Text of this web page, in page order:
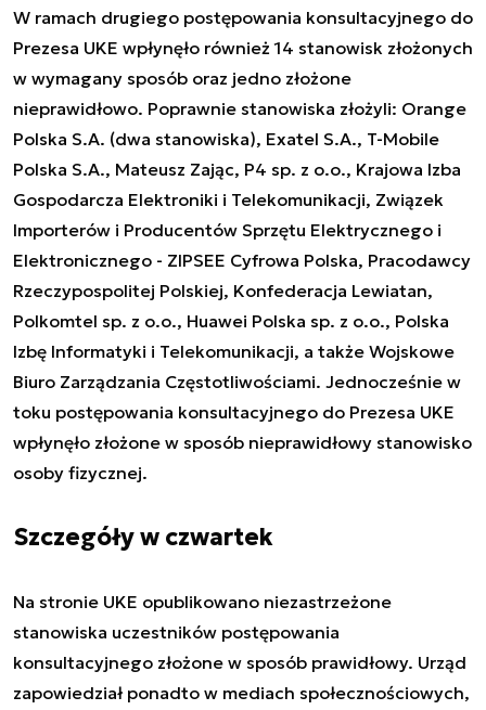
W ramach drugiego postępowania konsultacyjnego do
Prezesa UKE wpłynęło również 14 stanowisk złożonych
w wymagany sposób oraz jedno złożone
nieprawidłowo. Poprawnie stanowiska złożyli: Orange
Polska S.A. (dwa stanowiska), Exatel S.A., T-Mobile
Polska S.A., Mateusz Zając, P4 sp. z o.o., Krajowa Izba
Gospodarcza Elektroniki i Telekomunikacji, Związek
Importerów i Producentów Sprzętu Elektrycznego i
Elektronicznego - ZIPSEE Cyfrowa Polska, Pracodawcy
Rzeczypospolitej Polskiej, Konfederacja Lewiatan,
Polkomtel sp. z o.o., Huawei Polska sp. z o.o., Polska
Izbę Informatyki i Telekomunikacji, a także Wojskowe
Biuro Zarządzania Częstotliwościami. Jednocześnie w
toku postępowania konsultacyjnego do Prezesa UKE
wpłynęło złożone w sposób nieprawidłowy stanowisko
osoby fizycznej.
Szczegóły w czwartek
Na stronie UKE opublikowano niezastrzeżone
stanowiska uczestników postępowania
konsultacyjnego złożone w sposób prawidłowy. Urząd
zapowiedział ponadto w mediach społecznościowych,